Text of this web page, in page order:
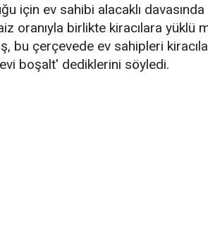
için ev sahibi alacaklı
oranıyla birlikte kiracılara yüklü
bu çerçevede ev sahipleri
boşalt' dediklerini söyledi.